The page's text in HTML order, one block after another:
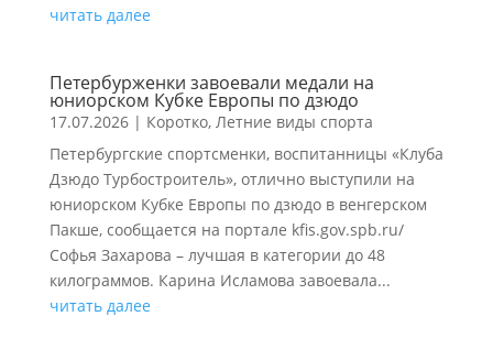
читать далее
Петербурженки завоевали медали на
юниорском Кубке Европы по дзюдо
17.07.2026| Коротко, Летние виды спорта
Петербургские спортсменки, воспитанницы «Клуба
Дзюдо Турбостроитель», отлично выступили на
юниорском Кубке Европы по дзюдо в венгерском
Пакше, сообщается на портале kfis.gov.spb.ru/
Софья Захарова – лучшая в категории до 48
килограммов. Карина Исламова завоевала...
читать далее